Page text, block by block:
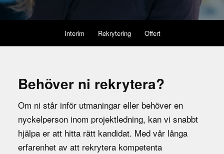
Interim Rekrytering Offert
Behöver ni rekrytera?
Om ni står inför utmaningar eller behöver en
nyckelperson inom projektledning, kan vi snabbt
hjälpa er att hitta rätt kandidat. Med vår långa
erfarenhet av att rekrytera kompetenta